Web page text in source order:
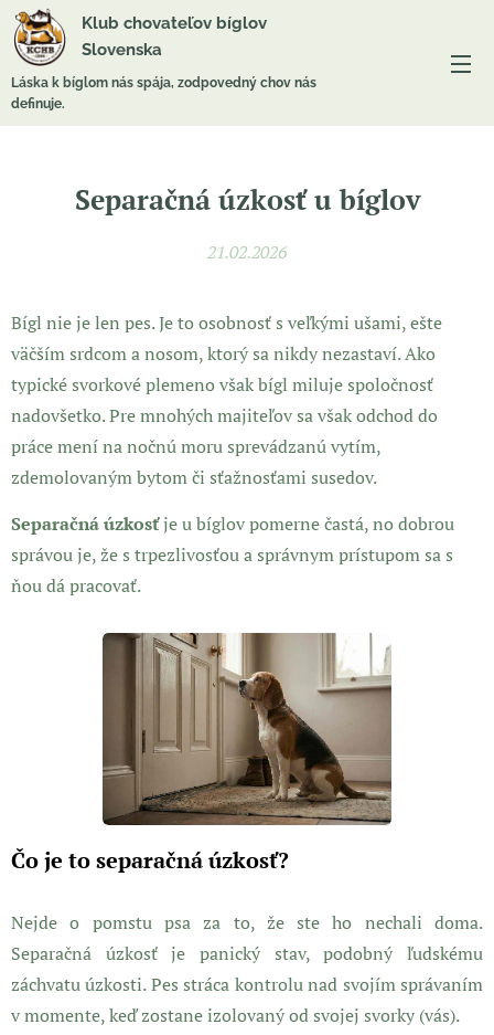
Klub chovateľov bíglov
Slovenska
Láska k bíglom nás spája, zodpovedný chov nás
definuje.
Separačná úzkosť u bíglov
21.02.2026
Bígl nie je len pes. Je to osobnosť s veľkými ušami, ešte
väčším srdcom a nosom, ktorý sa nikdy nezastaví. Ako
typické svorkové plemeno však bígl miluje spoločnosť
nadovšetko. Pre mnohých majiteľov sa však odchod do
práce mení na nočnú moru sprevádzanú vytím,
zdemolovaným bytom či sťažnosťami susedov.
Separačná úzkosťje u bíglov pomerne častá, no dobrou
správou je, že s trpezlivosťou a správnym prístupom sa s
ňou dá pracovať.
Čo je to separačná úzkosť?
Nejde o pomstu psa za to, že ste ho nechali doma.
Separačná úzkosť je panický stav, podobný ľudskému
záchvatu úzkosti. Pes stráca kontrolu nad svojím správaním
v momente, keď zostane izolovaný od svojej svorky (vás).